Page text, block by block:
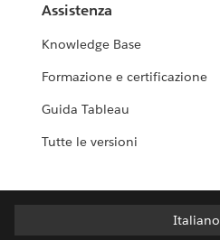
Assistenza
Knowledge Base
Formazione e certificazione
Guida Tableau
Tutte le versioni
Italiano
Italiano